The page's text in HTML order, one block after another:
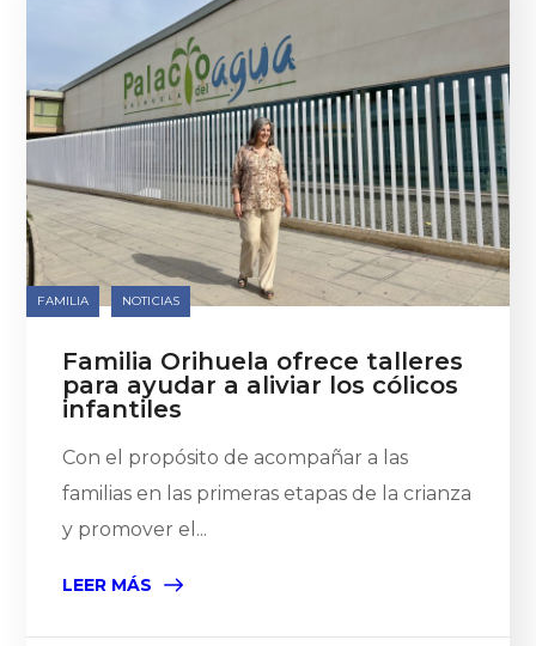
FAMILIA NOTICIAS
Familia Orihuela ofrece talleres
para ayudar a aliviar los cólicos
infantiles
Con el propósito de acompañar a las
familias en las primeras etapas de la crianza
y promover el...
LEER MÁS